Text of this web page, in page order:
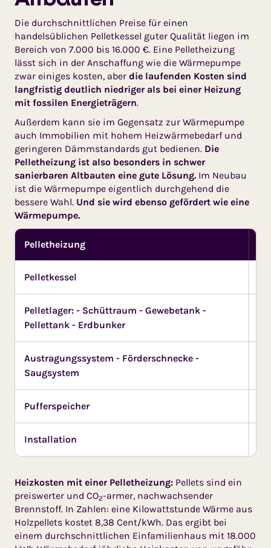
Die durchschnittlichen Preise für einen
handelsüblichen Pelletkessel guter Qualität liegen im
Bereich von 7.000 bis 16.000 €. Eine Pelletheizung
lässt sich in der Anschaffung wie die Wärmepumpe
zwar einiges kosten, aber die laufenden Kosten sind
langfristig deutlich niedriger als bei einer Heizung
mit fossilen Energieträgern.
Außerdem kann sie im Gegensatz zur Wärmepumpe
auch Immobilien mit hohem Heizwärmebedarf und
geringeren Dämmstandards gut bedienen. Die
Pelletheizung ist also besonders in schwer
sanierbaren Altbauten eine gute Lösung. Im Neubau
ist die Wärmepumpe eigentlich durchgehend die
bessere Wahl. Und sie wird ebenso gefördert wie eine
Wärmepumpe.
Pelletheizung
Pelletkessel
Pelletlager: - Schüttraum - Gewebetank -
Pellettank - Erdbunker
Austragungssystem - Förderschnecke -
Saugsystem
Pufferspeicher
Installation
Heizkosten mit einer Pelletheizung: Pellets sind ein
preiswerter und CO2-armer, nachwachsender
Brennstoff. In Zahlen: eine Kilowattstunde Wärme aus
Holzpellets kostet 8,38 Cent/kWh. Das ergibt bei
einem durchschnittlichen Einfamilienhaus mit 18.000